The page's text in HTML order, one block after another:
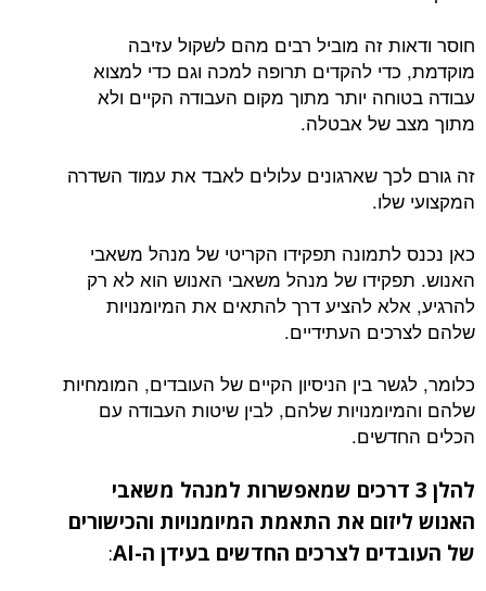
חוסר ודאות זה מוביל רבים מהם לשקול עזיבה
מוקדמת, כדי להקדים תרופה למכה וגם כדי למצוא
עבודה בטוחה יותר מתוך מקום העבודה הקיים ולא
מתוך מצב של אבטלה.
זה גורם לכך שארגונים עלולים לאבד את עמוד השדרה
המקצועי שלו.
כאן נכנס לתמונה תפקידו הקריטי של מנהל משאבי
האנוש. תפקידו של מנהל משאבי האנוש הוא לא רק
להרגיע, אלא להציע דרך להתאים את המיומנויות
שלהם לצרכים העתידיים.
כלומר, לגשר בין הניסיון הקיים של העובדים, המומחיות
שלהם והמיומנויות שלהם, לבין שיטות העבודה עם
הכלים החדשים.
להלן 3 דרכים שמאפשרות למנהל משאבי
האנוש ליזום את התאמת המיומנויות והכישורים
של העובדים לצרכים החדשים בעידן ה-AI
: